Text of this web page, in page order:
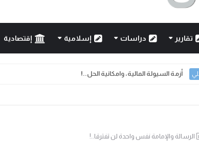
تقارير دراسات إسلامية إقتصادية
كربلاء وصراع الحق والباطل..!
الرسالة والإمامة نفس واحدة لن تفترقا..!